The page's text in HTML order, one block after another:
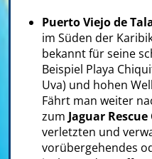
Puerto Viejo de
im Süden der
bekannt für seine
Beispiel Playa
Uva) und hohen
Fährt man weiter
zum Jaguar
verletzten und
vorübergehendes